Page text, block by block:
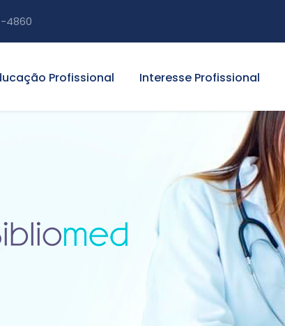
4860
Profissional Interesse Profissional